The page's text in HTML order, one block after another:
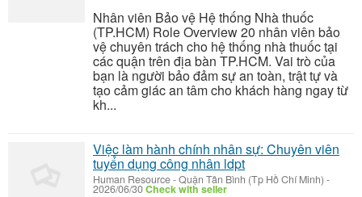
Nhân viên Bảo vệ Hệ thống Nhà thuốc
(TP.HCM) Role Overview 20 nhân viên bảo
vệ chuyên trách cho hệ thống nhà thuốc tại
các quận trên địa bàn TP.HCM. Vai trò của
bạn là người bảo đảm sự an toàn, trật tự và
tạo cảm giác an tâm cho khách hàng ngay từ
kh...
Việc làm hành chính nhân sự: Chuyên viên
tuyển dụng công nhân ldpt
Human Resource-Quận Tân Bình (Tp Hồ Chí Minh) -
2026/06/30Check with seller